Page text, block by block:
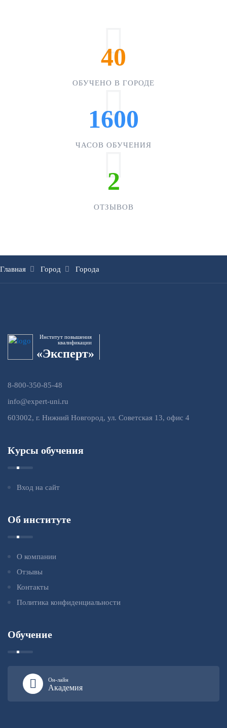
40
ОБУЧЕНО В ГОРОДЕ
1600
ЧАСОВ ОБУЧЕНИЯ
2
ОТЗЫВОВ
Главная Город Города
Институт повышения
квалификации
«Эксперт»
8-800-350-85-48
info@expert-uni.ru
603002, г. Нижний Новгород, ул. Советская 13, офис 4
Курсы обучения
Вход на сайт
Об институте
О компании
Отзывы
Контакты
Политика конфиденциальности
Обучение
Он-лайн
Академия